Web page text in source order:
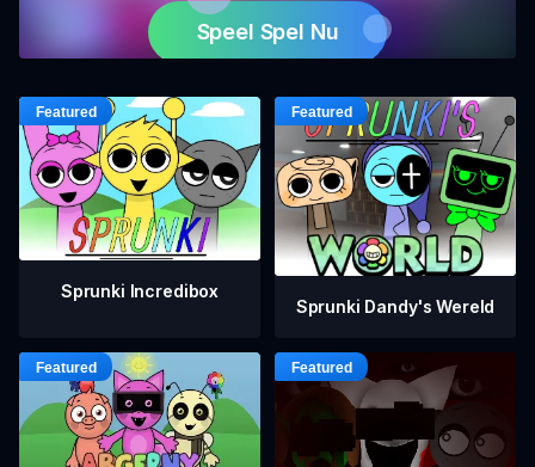
Speel Spel Nu
Sprunki Incredibox
Sprunki Dandy's Wereld